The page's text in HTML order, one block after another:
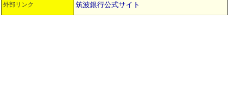
外部リンク 筑波銀行公式サイト